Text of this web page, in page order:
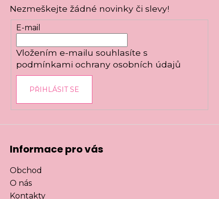
Nezmeškejte žádné novinky či slevy!
E-mail
Vložením e-mailu souhlasíte s
podmínkami ochrany osobních údajů
PŘIHLÁSIT SE
Informace pro vás
Obchod
O nás
Kontakty